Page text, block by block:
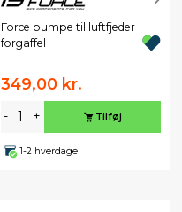
Force pumpe til luftfjeder
forgaffel
349,00 kr.
- + Tilføj
1-2 hverdage